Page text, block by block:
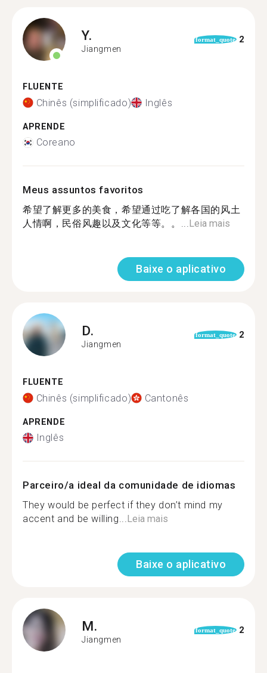
Y.
Jiangmen
format_quote 2
FLUENTE
Chinês (simplificado) Inglês
APRENDE
Coreano
Meus assuntos favoritos
希望了解更多的美食，希望通过吃了解各国的风土
人情啊，民俗风趣以及文化等等。。...Leia mais
Baixe o aplicativo
D.
Jiangmen
format_quote 2
FLUENTE
Chinês (simplificado) Cantonês
APRENDE
Inglês
Parceiro/a ideal da comunidade de idiomas
They would be perfect if they don’t mind my
accent and be willing...Leia mais
Baixe o aplicativo
M.
Jiangmen
format_quote 2